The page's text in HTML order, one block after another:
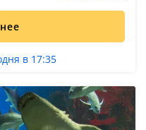
в 17:35